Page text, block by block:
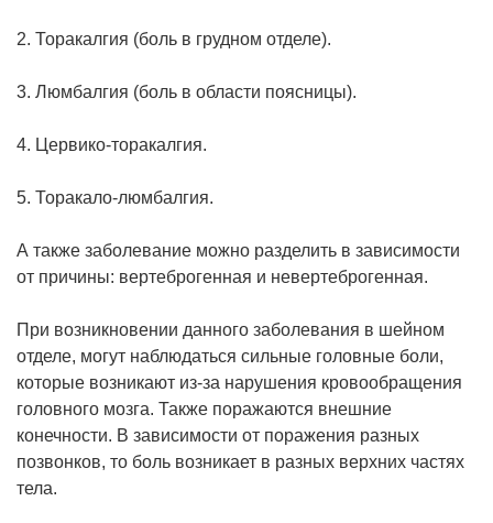
2. Торакалгия (боль в грудном отделе).
3. Люмбалгия (боль в области поясницы).
4. Цервико-торакалгия.
5. Торакало-люмбалгия.
А также заболевание можно разделить в зависимости
от причины: вертеброгенная и невертеброгенная.
При возникновении данного заболевания в шейном
отделе, могут наблюдаться сильные головные боли,
которые возникают из-за нарушения кровообращения
головного мозга. Также поражаются внешние
конечности. В зависимости от поражения разных
позвонков, то боль возникает в разных верхних частях
тела.